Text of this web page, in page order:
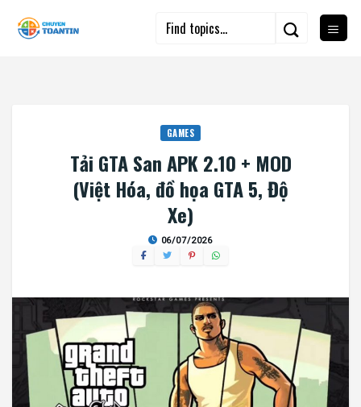
GAMES
Tải GTA San APK 2.10 + MOD
(Việt Hóa, đồ họa GTA 5, Độ
Xe)
06/07/2026